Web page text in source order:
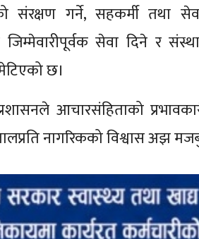
संरक्षण गर्ने, सहकर्मी तथा
जिम्मेवारीपूर्वक सेवा दिने र
छ।
आचारसंहिताको
नागरिकको विश्वास अझ